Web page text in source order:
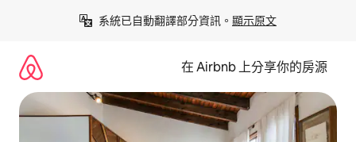
系統已自動翻譯部分資訊。 顯示原文
在 Airbnb 上分享你的房源